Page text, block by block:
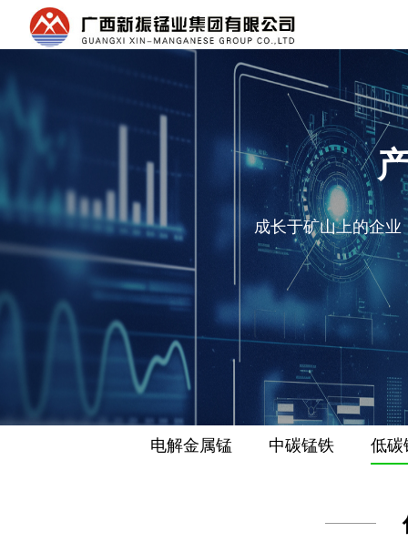
成长于矿山上的企
电解金属锰 中碳锰铁 低碳